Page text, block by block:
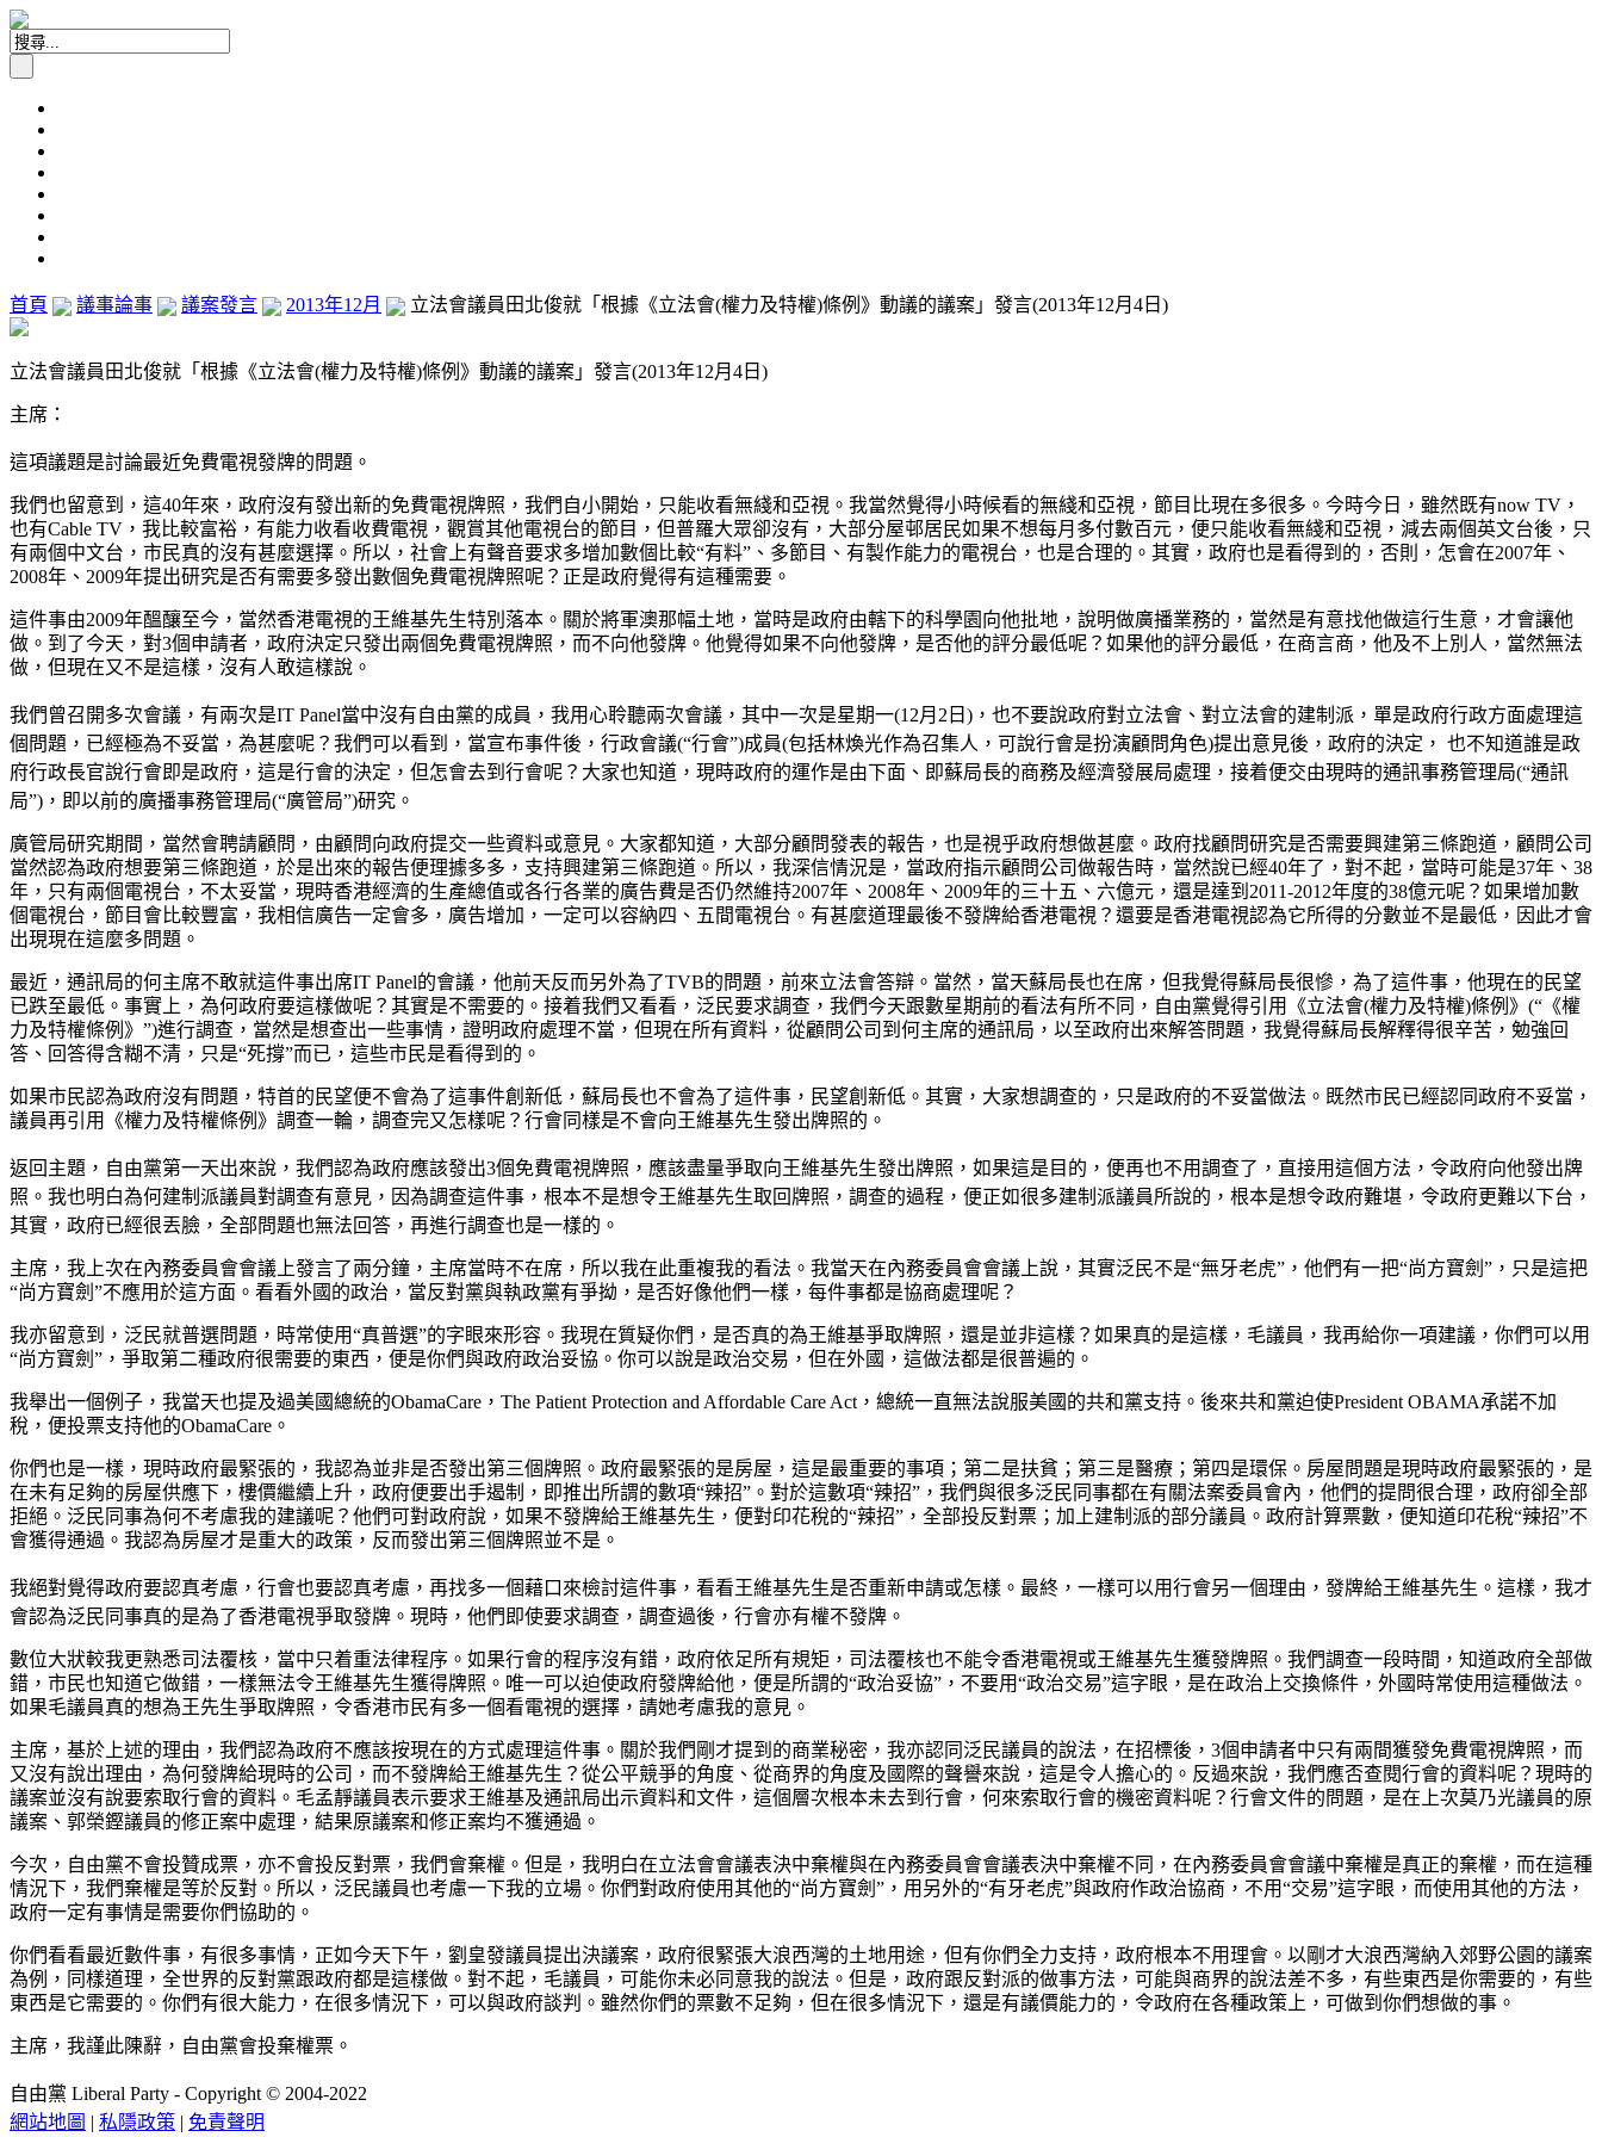
首頁 議事論事 議案發言 2013年12月 立法會議員田北俊就「根據《立法會(權力及特權)條例》動議的議案」發言(2013年12月4日)
立法會議員田北俊就「根據《立法會(權力及特權)條例》動議的議案」發言(2013年12月4日)
主席：
這項議題是討論最近免費電視發牌的問題。
我們也留意到，這40年來，政府沒有發出新的免費電視牌照，我們自小開始，只能收看無綫和亞視。我當然覺得小時候看的無綫和亞視，節目比現在多很多。今時今日，雖然既有now TV，
也有Cable TV，我比較富裕，有能力收看收費電視，觀賞其他電視台的節目，但普羅大眾卻沒有，大部分屋邨居民如果不想每月多付數百元，便只能收看無綫和亞視，減去兩個英文台後，只
有兩個中文台，市民真的沒有甚麼選擇。所以，社會上有聲音要求多增加數個比較“有料”、多節目、有製作能力的電視台，也是合理的。其實，政府也是看得到的，否則，怎會在2007年、
2008年、2009年提出研究是否有需要多發出數個免費電視牌照呢？正是政府覺得有這種需要。
這件事由2009年醞釀至今，當然香港電視的王維基先生特別落本。關於將軍澳那幅土地，當時是政府由轄下的科學園向他批地，說明做廣播業務的，當然是有意找他做這行生意，才會讓他
做。到了今天，對3個申請者，政府決定只發出兩個免費電視牌照，而不向他發牌。他覺得如果不向他發牌，是否他的評分最低呢？如果他的評分最低，在商言商，他及不上別人，當然無法
做，但現在又不是這樣，沒有人敢這樣說。
我們曾召開多次會議，有兩次是IT Panel當中沒有自由黨的成員，我用心聆聽兩次會議，其中一次是星期一(12月2日)，也不要說政府對立法會、對立法會的建制派，單是政府行政方面處理這
個問題，已經極為不妥當，為甚麼呢？我們可以看到，當宣布事件後，行政會議(“行會”)成員(包括林煥光作為召集人，可說行會是扮演顧問角色)提出意見後，政府的決定， 也不知道誰是政
府行政長官說行會即是政府，這是行會的決定，但怎會去到行會呢？大家也知道，現時政府的運作是由下面、即蘇局長的商務及經濟發展局處理，接着便交由現時的通訊事務管理局(“通訊
局”)，即以前的廣播事務管理局(“廣管局”)研究。
廣管局研究期間，當然會聘請顧問，由顧問向政府提交一些資料或意見。大家都知道，大部分顧問發表的報告，也是視乎政府想做甚麼。政府找顧問研究是否需要興建第三條跑道，顧問公司
當然認為政府想要第三條跑道，於是出來的報告便理據多多，支持興建第三條跑道。所以，我深信情況是，當政府指示顧問公司做報告時，當然說已經40年了，對不起，當時可能是37年、38
年，只有兩個電視台，不太妥當，現時香港經濟的生產總值或各行各業的廣告費是否仍然維持2007年、2008年、2009年的三十五、六億元，還是達到2011-2012年度的38億元呢？如果增加數
個電視台，節目會比較豐富，我相信廣告一定會多，廣告增加，一定可以容納四、五間電視台。有甚麼道理最後不發牌給香港電視？還要是香港電視認為它所得的分數並不是最低，因此才會
出現現在這麼多問題。
最近，通訊局的何主席不敢就這件事出席IT Panel的會議，他前天反而另外為了TVB的問題，前來立法會答辯。當然，當天蘇局長也在席，但我覺得蘇局長很慘，為了這件事，他現在的民望
已跌至最低。事實上，為何政府要這樣做呢？其實是不需要的。接着我們又看看，泛民要求調查，我們今天跟數星期前的看法有所不同，自由黨覺得引用《立法會(權力及特權)條例》(“《權
力及特權條例》”)進行調查，當然是想查出一些事情，證明政府處理不當，但現在所有資料，從顧問公司到何主席的通訊局，以至政府出來解答問題，我覺得蘇局長解釋得很辛苦，勉強回
答、回答得含糊不清，只是“死撐”而已，這些市民是看得到的。
如果市民認為政府沒有問題，特首的民望便不會為了這事件創新低，蘇局長也不會為了這件事，民望創新低。其實，大家想調查的，只是政府的不妥當做法。既然市民已經認同政府不妥當，
議員再引用《權力及特權條例》調查一輪，調查完又怎樣呢？行會同樣是不會向王維基先生發出牌照的。
返回主題，自由黨第一天出來說，我們認為政府應該發出3個免費電視牌照，應該盡量爭取向王維基先生發出牌照，如果這是目的，便再也不用調查了，直接用這個方法，令政府向他發出牌
照。我也明白為何建制派議員對調查有意見，因為調查這件事，根本不是想令王維基先生取回牌照，調查的過程，便正如很多建制派議員所說的，根本是想令政府難堪，令政府更難以下台，
其實，政府已經很丟臉，全部問題也無法回答，再進行調查也是一樣的。
主席，我上次在內務委員會會議上發言了兩分鐘，主席當時不在席，所以我在此重複我的看法。我當天在內務委員會會議上說，其實泛民不是“無牙老虎”，他們有一把“尚方寶劍”，只是這把
“尚方寶劍”不應用於這方面。看看外國的政治，當反對黨與執政黨有爭拗，是否好像他們一樣，每件事都是協商處理呢？
我亦留意到，泛民就普選問題，時常使用“真普選”的字眼來形容。我現在質疑你們，是否真的為王維基爭取牌照，還是並非這樣？如果真的是這樣，毛議員，我再給你一項建議，你們可以用
“尚方寶劍”，爭取第二種政府很需要的東西，便是你們與政府政治妥協。你可以說是政治交易，但在外國，這做法都是很普遍的。
我舉出一個例子，我當天也提及過美國總統的ObamaCare，The Patient Protection and Affordable Care Act，總統一直無法說服美國的共和黨支持。後來共和黨迫使President OBAMA承諾不加
稅，便投票支持他的ObamaCare。
你們也是一樣，現時政府最緊張的，我認為並非是否發出第三個牌照。政府最緊張的是房屋，這是最重要的事項；第二是扶貧；第三是醫療；第四是環保。房屋問題是現時政府最緊張的，是
在未有足夠的房屋供應下，樓價繼續上升，政府便要出手遏制，即推出所謂的數項“辣招”。對於這數項“辣招”，我們與很多泛民同事都在有關法案委員會內，他們的提問很合理，政府卻全部
拒絕。泛民同事為何不考慮我的建議呢？他們可對政府說，如果不發牌給王維基先生，便對印花稅的“辣招”，全部投反對票；加上建制派的部分議員。政府計算票數，便知道印花稅“辣招”不
會獲得通過。我認為房屋才是重大的政策，反而發出第三個牌照並不是。
我絕對覺得政府要認真考慮，行會也要認真考慮，再找多一個藉口來檢討這件事，看看王維基先生是否重新申請或怎樣。最終，一樣可以用行會另一個理由，發牌給王維基先生。這樣，我才
會認為泛民同事真的是為了香港電視爭取發牌。現時，他們即使要求調查，調查過後，行會亦有權不發牌。
數位大狀較我更熟悉司法覆核，當中只着重法律程序。如果行會的程序沒有錯，政府依足所有規矩，司法覆核也不能令香港電視或王維基先生獲發牌照。我們調查一段時間，知道政府全部做
錯，市民也知道它做錯，一樣無法令王維基先生獲得牌照。唯一可以迫使政府發牌給他，便是所謂的“政治妥協”，不要用“政治交易”這字眼，是在政治上交換條件，外國時常使用這種做法。
如果毛議員真的想為王先生爭取牌照，令香港市民有多一個看電視的選擇，請她考慮我的意見。
主席，基於上述的理由，我們認為政府不應該按現在的方式處理這件事。關於我們剛才提到的商業秘密，我亦認同泛民議員的說法，在招標後，3個申請者中只有兩間獲發免費電視牌照，而
又沒有說出理由，為何發牌給現時的公司，而不發牌給王維基先生？從公平競爭的角度、從商界的角度及國際的聲譽來說，這是令人擔心的。反過來說，我們應否查閱行會的資料呢？現時的
議案並沒有說要索取行會的資料。毛孟靜議員表示要求王維基及通訊局出示資料和文件，這個層次根本未去到行會，何來索取行會的機密資料呢？行會文件的問題，是在上次莫乃光議員的原
議案、郭榮鏗議員的修正案中處理，結果原議案和修正案均不獲通過。
今次，自由黨不會投贊成票，亦不會投反對票，我們會棄權。但是，我明白在立法會會議表決中棄權與在內務委員會會議表決中棄權不同，在內務委員會會議中棄權是真正的棄權，而在這種
情況下，我們棄權是等於反對。所以，泛民議員也考慮一下我的立場。你們對政府使用其他的“尚方寶劍”，用另外的“有牙老虎”與政府作政治協商，不用“交易”這字眼，而使用其他的方法，
政府一定有事情是需要你們協助的。
你們看看最近數件事，有很多事情，正如今天下午，劉皇發議員提出決議案，政府很緊張大浪西灣的土地用途，但有你們全力支持，政府根本不用理會。以剛才大浪西灣納入郊野公園的議案
為例，同樣道理，全世界的反對黨跟政府都是這樣做。對不起，毛議員，可能你未必同意我的說法。但是，政府跟反對派的做事方法，可能與商界的說法差不多，有些東西是你需要的，有些
東西是它需要的。你們有很大能力，在很多情況下，可以與政府談判。雖然你們的票數不足夠，但在很多情況下，還是有議價能力的，令政府在各種政策上，可做到你們想做的事。
主席，我謹此陳辭，自由黨會投棄權票。
自由黨 Liberal Party - Copyright © 2004-2022
網站地圖 | 私隱政策 | 免責聲明